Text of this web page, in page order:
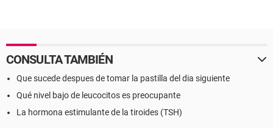
CONSULTA TAMBIÉN
Que sucede despues de tomar la pastilla del dia siguiente
Qué nivel bajo de leucocitos es preocupante
La hormona estimulante de la tiroides (TSH)